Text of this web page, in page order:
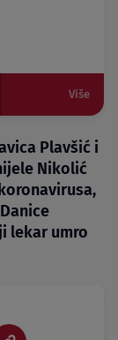
Više
Plavšić i
Nikolić
lekar umro